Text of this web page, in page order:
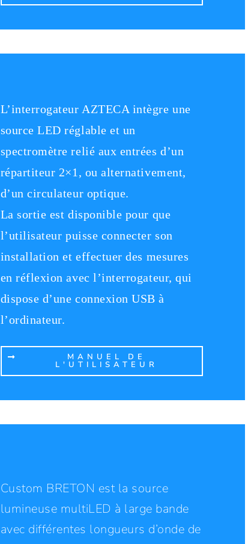
L’interrogateur AZTECA intègre une
source LED réglable et un
spectromètre relié aux entrées d’un
répartiteur 2×1, ou alternativement,
d’un circulateur optique.
La sortie est disponible pour que
l’utilisateur puisse connecter son
installation et effectuer des mesures
en réflexion avec l’interrogateur, qui
dispose d’une connexion USB à
l’ordinateur.
MANUEL DE
L'UTILISATEUR
Custom BRETON est la source
lumineuse multiLED à large bande
avec différentes longueurs d’onde de